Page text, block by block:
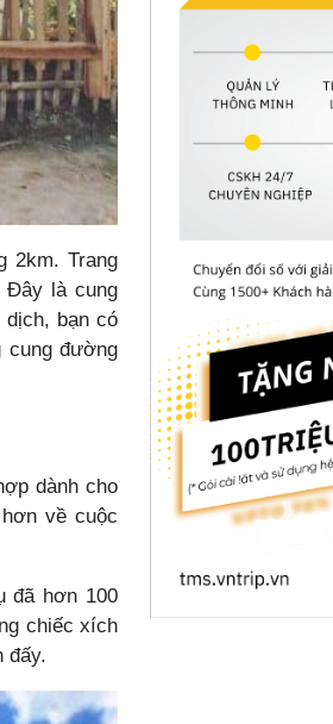
2km. Trang
Đây là cung
bạn có
cung đường
dành cho
về cuộc
đã hơn 100
chiếc xích
đấy.